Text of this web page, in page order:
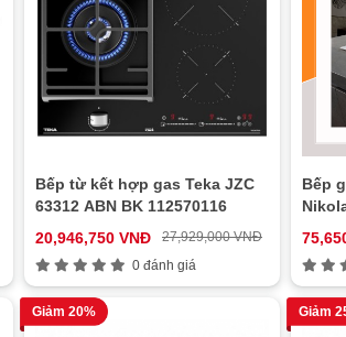
Bếp từ kết hợp gas Teka JZC
63312 ABN BK 112570116
20,946,750 VNĐ
27,929,000 VNĐ
0 đánh giá
Bếp
Giảm 20% Giảm